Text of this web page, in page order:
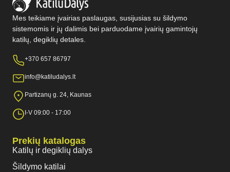
Mes teikiame įvairias paslaugas, susijusias su šildymo
sistemomis ir jų dalimis bei parduodame įvairių gamintojų
katilų, degiklių detales.
+370 657 86797
info@katiludalys.lt
Partizanų g. 24, Kaunas
I-V 09:00 - 17:00
Prekių katalogas
Katilų ir degiklių dalys
Šildymo katilai